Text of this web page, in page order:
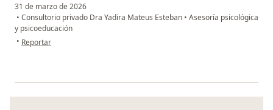
31 de marzo de 2026
• Consultorio privado Dra Yadira Mateus Esteban • Asesoría psicológica
y psicoeducación
• en opinión del usuario s.g.
Reportar